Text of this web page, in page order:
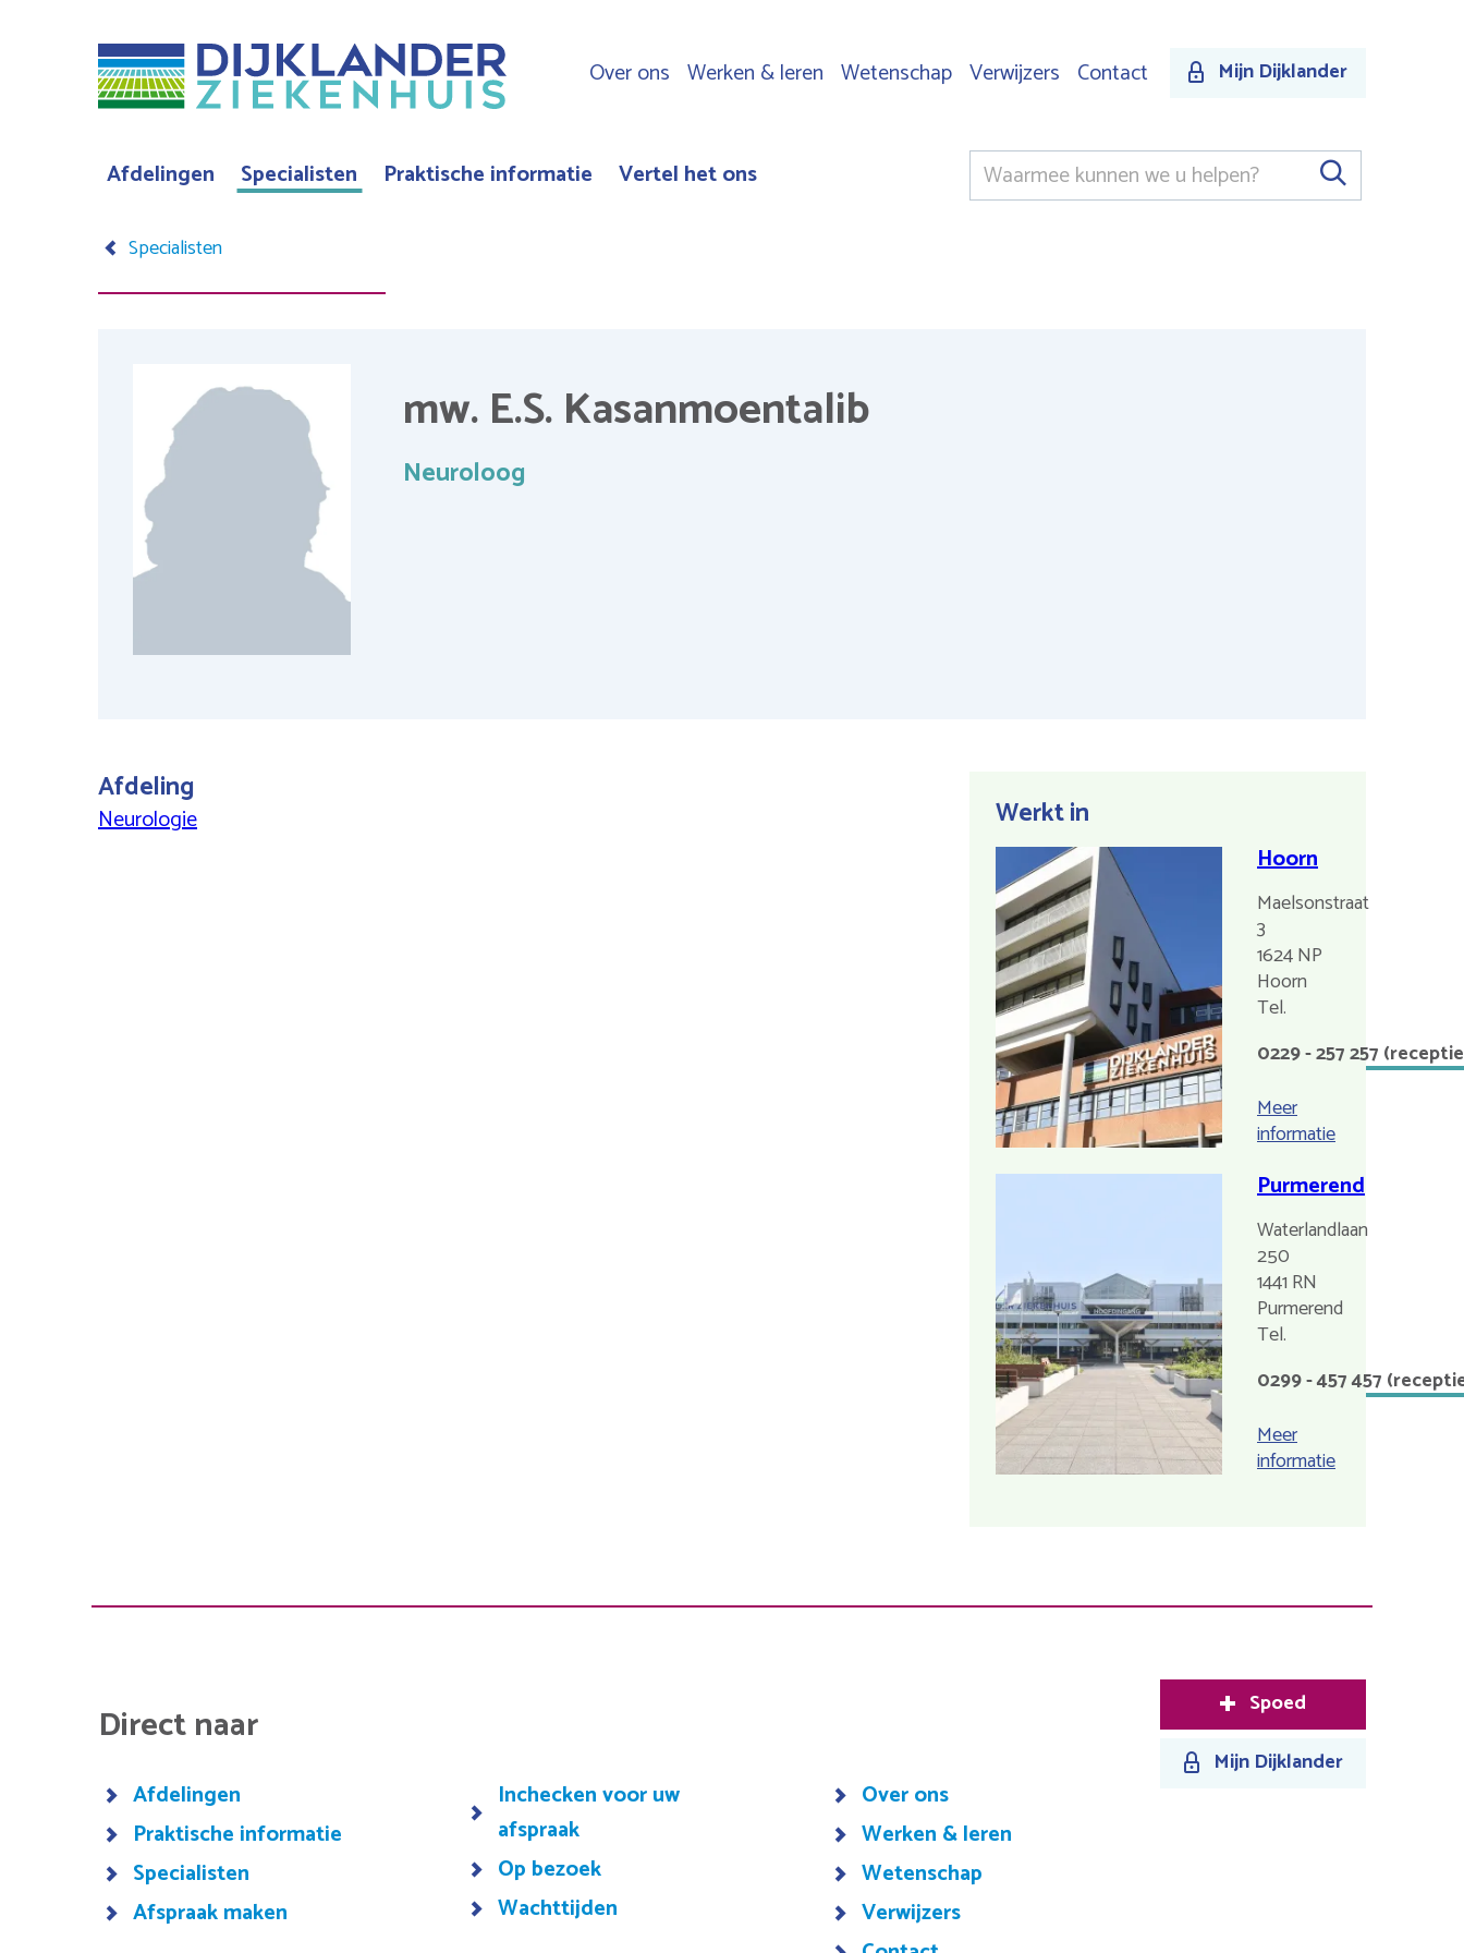
Hoofdnavigatie
Afdelingen Specialisten Praktische informatie Vertel het ons
Over ons Werken & leren Wetenschap Verwijzers Contact
Keywords
Mijn Dijklander
Kruimelpad
Specialisten
mw. E.S. Kasanmoentalib
Neuroloog
Afdeling
Neurologie Werkt in
Hoorn
Maelsonstraat
3
1624 NP
Hoorn
Nederland
0229 - 257 257
Meer
informatie
Purmerend
Waterlandlaan
250
1441 RN
Purmerend
Nederland
0299 - 457 457
Meer
informatie
Direct naar
Afdelingen
Praktische informatie
Specialisten
Afspraak maken
Inchecken voor uw
afspraak
Op bezoek
Wachttijden
Over ons
Werken & leren
Wetenschap
Verwijzers
Spoed
Mijn Dijklander